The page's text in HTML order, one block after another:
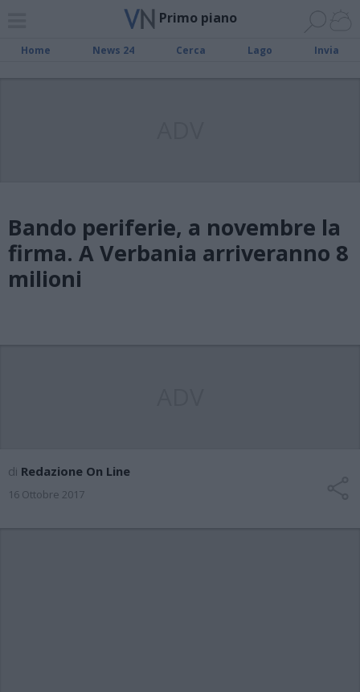
Primo piano
Home News 24 Cerca Lago Invia
Bando periferie, a novembre la
firma. A Verbania arriveranno 8
milioni
di Redazione On Line
16 Ottobre 2017